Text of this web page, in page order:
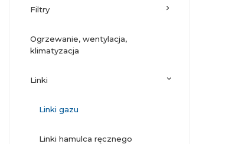
filtry
ogrzewanie, wentylacja,
klimatyzacja
linki
linki gazu
linki hamulca ręcznego